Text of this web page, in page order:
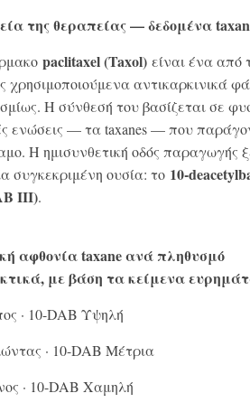
της θεραπείας — δεδομένα
paclitaxel(Taxol) είναι ένα από
χρησιμοποιούμενα αντικαρκινικά
Η σύνθεσή του βασίζεται σε
ενώσεις — τα taxanes — που
Η ημισυνθετική οδός παραγωγής
συγκεκριμένη ουσία: το 10-
III).
αφθονία taxaneανά πληθυσμό
με βάση τα κείμενα
· 10-DAB Υψηλή
· 10-DAB Μέτρια
· 10-DAB Χαμηλή